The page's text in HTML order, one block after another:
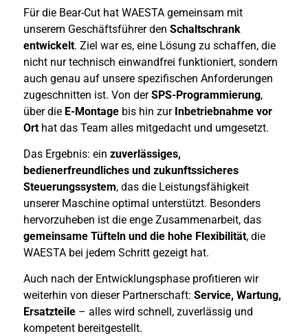
Für die Bear-Cut hat WAESTA gemeinsam mit
unserem Geschäftsführer den Schaltschrank
entwickelt. Ziel war es, eine Lösung zu schaffen, die
nicht nur technisch einwandfrei funktioniert, sondern
auch genau auf unsere spezifischen Anforderungen
zugeschnitten ist. Von derSPS-Programmierung,
über die E-Montagebis hin zur Inbetriebnahme vor
Orthat das Team alles mitgedacht und umgesetzt.
Das Ergebnis: ein zuverlässiges,
bedienerfreundliches und zukunftssicheres
Steuerungssystem, das die Leistungsfähigkeit
unserer Maschine optimal unterstützt. Besonders
hervorzuheben ist die enge Zusammenarbeit, das
gemeinsame Tüfteln und die hohe Flexibilität, die
WAESTA bei jedem Schritt gezeigt hat.
Auch nach der Entwicklungsphase profitieren wir
weiterhin von dieser Partnerschaft: Service, Wartung,
Ersatzteile– alles wird schnell, zuverlässig und
kompetent bereitgestellt.